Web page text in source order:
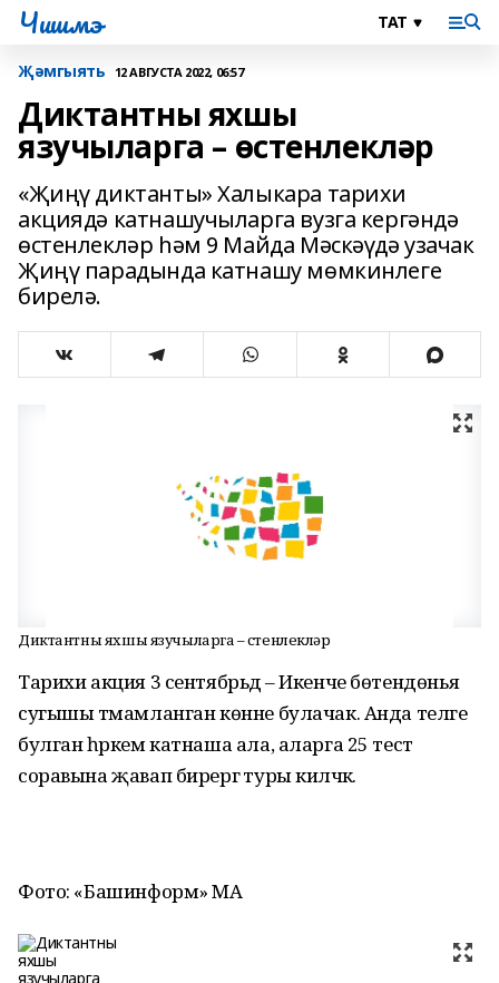
Чишмэ
Җәмгыять 12 АВГУСТА 2022, 06:57
Диктантны яхшы
язучыларга – өстенлекләр
«Җиңү диктанты» Халыкара тарихи
акциядә катнашучыларга вузга кергәндә
өстенлекләр һәм 9 Майда Мәскәүдә узачак
Җиңү парадында катнашу мөмкинлеге
бирелә.
Диктантны яхшы язучыларга – өстенлекләр
Тарихи акция 3 сентябрьдә – Икенче бөтендөнья
сугышы тәмамланган көнне булачак. Анда теләге
булган һәркем катнаша ала, аларга 25 тест
соравына җавап бирергә туры киләчәк.
Фото: «Башинформ» МА